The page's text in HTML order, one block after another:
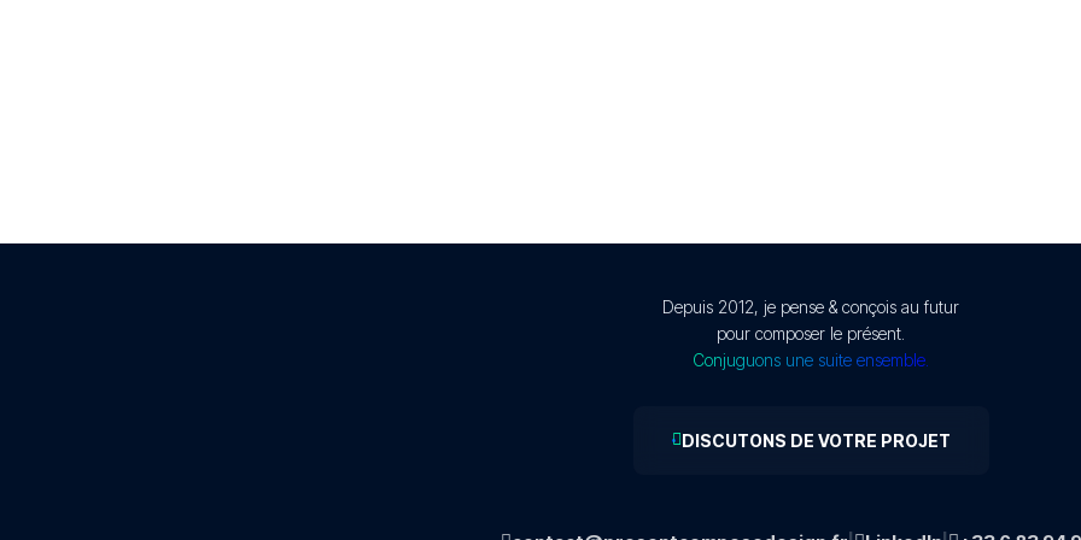
Depuis 2012, je pense & conçois au futur
pour composer le présent.
Conjuguons une suite ensemble.
DISCUTONS DE VOTRE PROJET